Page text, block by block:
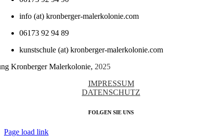
info (at) kronberger-malerkolonie.com
06173 92 94 89
kunstschule (at) kronberger-malerkolonie.com
Kronberger Malerkolonie, 2025
IMPRESSUM
DATENSCHUTZ
FOLGEN SIE UNS
Page load link